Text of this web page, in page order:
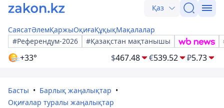
Қаз
СаясатӘлемҚаржыОқиғаҚұқықМақалалар
#Референдум-2026
#Қазақстан мақтанышы
+33° $467.48 €539.52 ₽5.73
Басты
Барлық жаңалықтар
Оқиғалар туралы жаңалықтар